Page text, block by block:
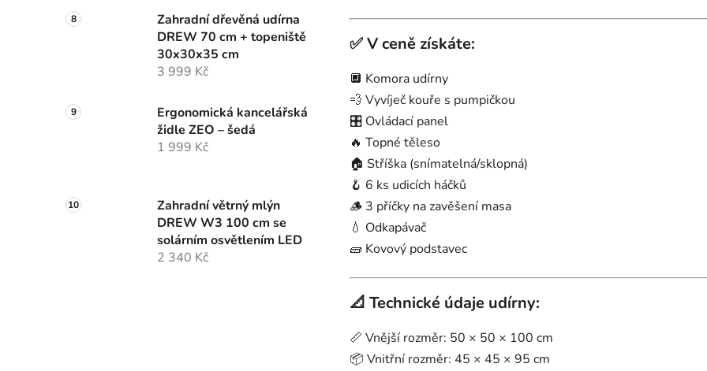
Zahradní dřevěná udírna
DREW 70 cm + topeniště
30x30x35 cm
3 999 Kč
Ergonomická kancelářská
židle ZEO – šedá
1 999 Kč
Zahradní větrný mlýn
DREW W3 100 cm se
solárním osvětlením LED
2 340 Kč
✅V ceně získáte:
🔲 Komora udírny
💨 Vyvíječ kouře s pumpičkou
🎛️ Ovládací panel
🔥 Topné těleso
🏠 Stříška (snímatelná/sklopná)
🪝 6 ks udicích háčků
🪵 3 příčky na zavěšení masa
💧 Odkapávač
🧱 Kovový podstavec
📐 Technické údaje udírny:
📏 Vnější rozměr: 50 × 50 × 100 cm
📦 Vnitřní rozměr: 45 × 45 × 95 cm